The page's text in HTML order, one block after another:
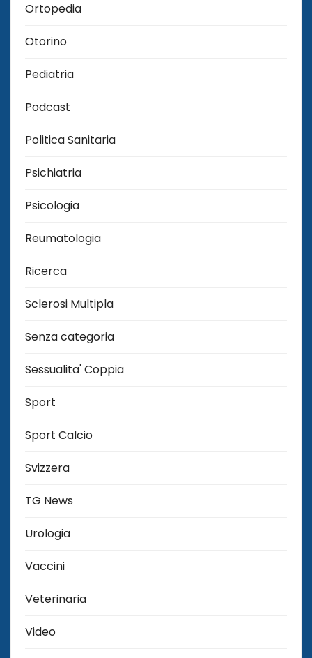
Ortopedia
Otorino
Pediatria
Podcast
Politica Sanitaria
Psichiatria
Psicologia
Reumatologia
Ricerca
Sclerosi Multipla
Senza categoria
Sessualita' Coppia
Sport
Sport Calcio
Svizzera
TG News
Urologia
Vaccini
Veterinaria
Video